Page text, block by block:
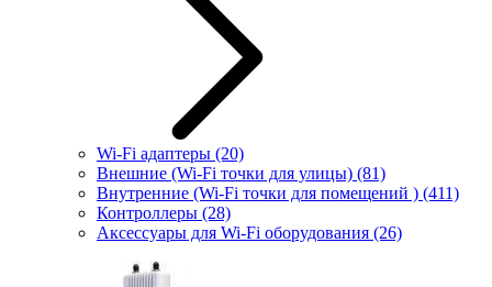
Wi-Fi адаптеры (20)
Внешние (Wi-Fi точки для улицы) (81)
Внутренние (Wi-Fi точки для помещений ) (411)
Контроллеры (28)
Аксессуары для Wi-Fi оборудования (26)